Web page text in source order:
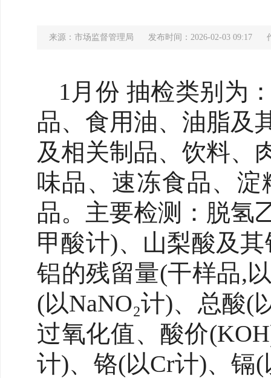
来源：市场监督管理局 发布时间：2026-02-03 09:17
1月份 抽检类别为
品、食用油、油脂及
及相关制品、饮料、
味品、速冻食品、
品。主要检测：脱氢
甲酸计)、山梨酸及
铝的残留量(干样品,
(以NaNO₂计)、总酸
过氧化值、酸价
计)、铬(以Cr计)、镉